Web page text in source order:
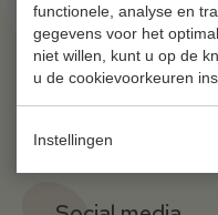
functionele, analyse en
gegevens voor het
niet willen, kunt u op de
u de cookievoorkeuren
Instellingen
Wie zijn wij?
Nieuws
Werken bij